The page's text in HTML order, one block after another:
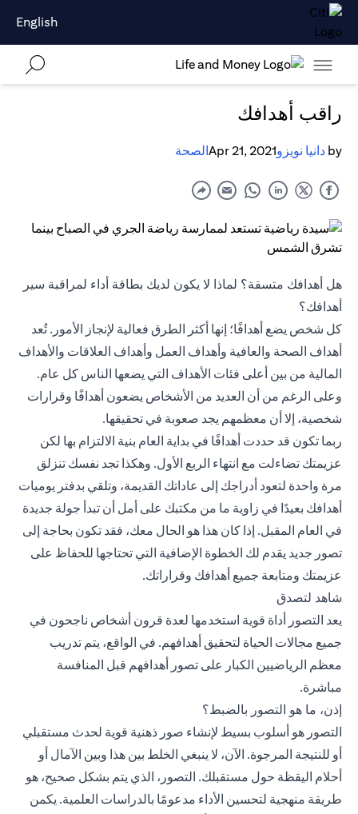
English
راقب أهدافك
by دانيا نويزوApr 21, 2021الصحة
هل أهدافك متسقة؟ لماذا لا يكون لديك بطاقة أداء لمراقبة سير
أهدافك؟
كل شخص يضع أهدافًا؛ إنها أكثر الطرق فعالية لإنجاز الأمور. تُعد
أهداف الصحة والعافية وأهداف العمل وأهداف العلاقات والأهداف
المالية من بين أعلى فئات الأهداف التي يضعها الناس كل عام.
وعلى الرغم من أن العديد من الأشخاص يضعون أهدافًا وقرارات
شخصية، إلا أن معظمهم يجد صعوبة في تحقيقها.
ربما تكون قد حددت أهدافًا في بداية العام بنية الالتزام بها لكن
عزيمتك تضاءلت مع انتهاء الربع الأول. وهكذا تجد نفسك تنزلق
مرة واحدة لتعود أدراجك إلى عاداتك القديمة، وتلقي بدفتر يوميات
أهدافك بعيدًا في زاوية ما من مكتبك على أمل أن تبدأ جولة جديدة
في العام المقبل. إذا كان هذا هو الحال معك، فقد تكون بحاجة إلى
تصور جديد يقدم لك الخطوة الإضافية التي تحتاجها للحفاظ على
عزيمتك ومتابعة جميع أهدافك وقراراتك.
شاهد لتصدق
يعد التصور أداة قوية استخدمها لعدة قرون أشخاص ناجحون في
جميع مجالات الحياة لتحقيق أهدافهم. في الواقع، يتم تدريب
معظم الرياضيين الكبار على تصور أهدافهم قبل المنافسة
مباشرة.
إذن، ما هو التصور بالضبط؟
التصور هو أسلوب بسيط لإنشاء صور ذهنية قوية لحدث مستقبلي
أو للنتيجة المرجوة. الآن، لا ينبغي الخلط بين هذا وبين الآمال أو
أحلام اليقظة حول مستقبلك. التصور، الذي يتم بشكل صحيح، هو
طريقة منهجية لتحسين الأداء مدعومًا بالدراسات العلمية. يكمن